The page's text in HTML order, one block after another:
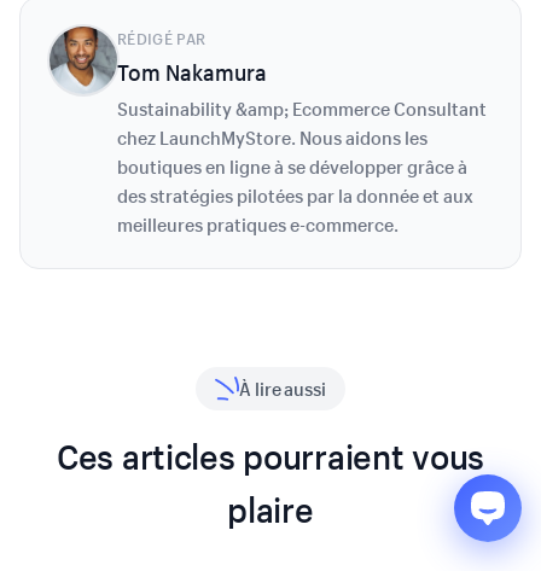
RÉDIGÉ PAR
Tom Nakamura
Sustainability &amp; Ecommerce Consultant
chez LaunchMyStore. Nous aidons les
boutiques en ligne à se développer grâce à
des stratégies pilotées par la donnée et aux
meilleures pratiques e-commerce.
À lire aussi
Ces articles pourraient vous
plaire